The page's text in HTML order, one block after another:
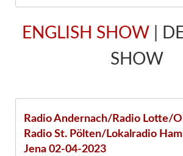
ENGLISH SHOW |
SHOW
Radio Andernach/Radio Lotte/
Radio St. Pölten/Lokalradio
Jena 02-04-2023